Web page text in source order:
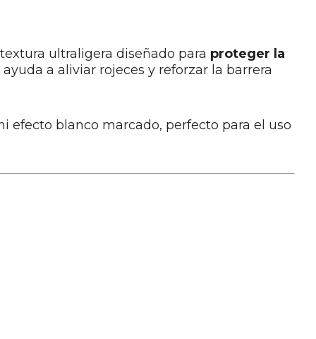
ultraligera diseñado para proteger la
ayuda a aliviar rojeces y reforzar la barrera
efecto blanco marcado, perfecto para el uso